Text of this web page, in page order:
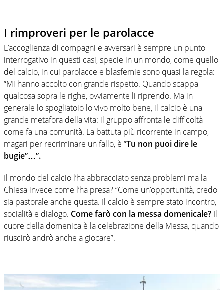
I rimproveri per le parolacce
L’accoglienza di compagni e avversari è sempre un punto
interrogativo in questi casi, specie in un mondo, come quello
del calcio, in cui parolacce e blasfemie sono quasi la regola:
“Mi hanno accolto con grande rispetto. Quando scappa
qualcosa sopra le righe, ovviamente li riprendo. Ma in
generale lo spogliatoio lo vivo molto bene, il calcio è una
grande metafora della vita: il gruppo affronta le difficoltà
come fa una comunità. La battuta più ricorrente in campo,
magari per recriminare un fallo, è “Tu non puoi dire le
bugie”…”.
Il mondo del calcio l’ha abbracciato senza problemi ma la
Chiesa invece come l’ha presa? “Come un’opportunità, credo
sia pastorale anche questa. Il calcio è sempre stato incontro,
socialità e dialogo. Come farò con la messa domenicale? Il
cuore della domenica è la celebrazione della Messa, quando
riuscirò andrò anche a giocare”.